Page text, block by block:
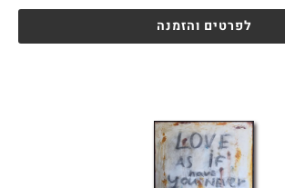
לפרטים והזמנה